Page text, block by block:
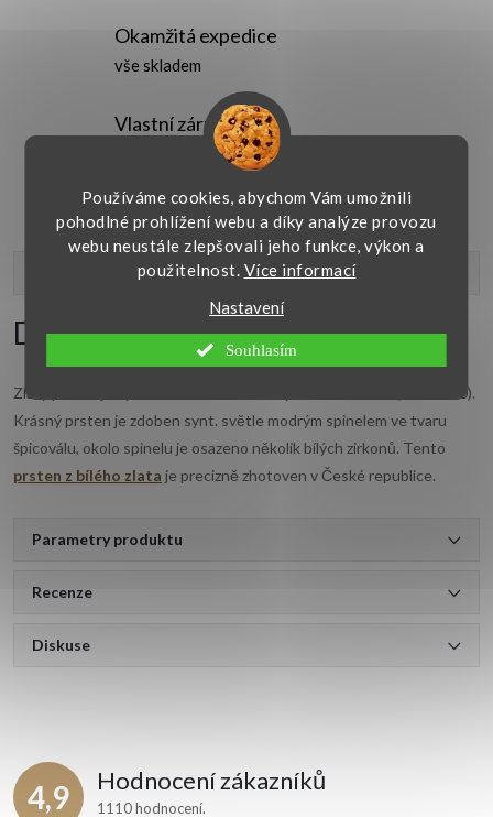
Používáme cookies, abychom Vám umožnili
pohodlné prohlížení webu a díky analýze provozu
webu neustále zlepšovali jeho funkce, výkon a
použitelnost. Více informací
Nastavení
Souhlasím
Okamžitá expedice
vše skladem
Vlastní záruční
Popis produktu
Detailní popis produktu
Zlatý prsten je vyroben z bílého zlata o ryzosti 14 karátů (585/1000).
Krásný prsten je zdoben synt. světle modrým spinelem ve tvaru
špicoválu, okolo spinelu je osazeno několik bílých zirkonů. Tento
prsten z bílého zlata je precizně zhotoven v České republice.
Parametry produktu
Recenze
Diskuse
4,9 Hodnocení zákazníků
1110 hodnocení